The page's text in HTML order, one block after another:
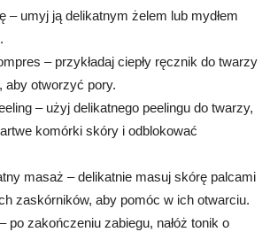
– umyj ją delikatnym żelem lub mydłem
– przykładaj ciepły ręcznik do twarzy
aby otworzyć pory.
– użyj delikatnego peelingu do twarzy,
komórki skóry i odblokować
masaż – delikatnie masuj skórę palcami
zaskórników, aby pomóc w ich otwarciu.
po zakończeniu zabiegu, nałóż tonik o